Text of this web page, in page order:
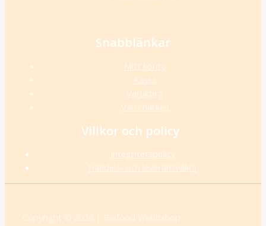
Snabblänkar
Mitt konto
Kassa
Varukorg
Varumärken
Villkor och policy
Integritetspolicy
Handels- och leveransvillkor
Copyright © 2026 | Biofood Webbshop